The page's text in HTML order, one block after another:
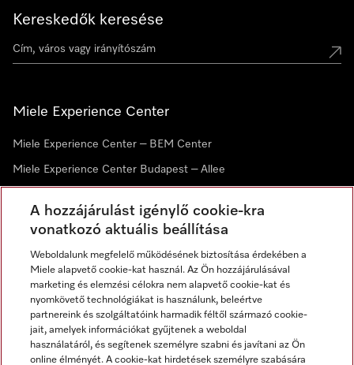
Kereskedők keresése
Miele Experience Center
Miele Experience Center – BEM Center
Miele Experience Center Budapest – Allee
Hírlevél
A hozzájárulást igénylő cookie-kra
vonatkozó aktuális beállítása
Weboldalunk megfelelő működésének biztosítása érdekében a
Miele alapvető cookie-kat használ. Az Ön hozzájárulásával
marketing és elemzési célokra nem alapvető cookie-kat és
nyomkövető technológiákat is használunk, beleértve
partnereink és szolgáltatóink harmadik féltől származó cookie-
jait, amelyek információkat gyűjtenek a weboldal
használatáról, és segítenek személyre szabni és javítani az Ön
online élményét. A cookie-kat hirdetések személyre szabására